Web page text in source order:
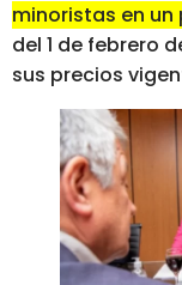
minoristas en
del 1 de febrero
sus precios